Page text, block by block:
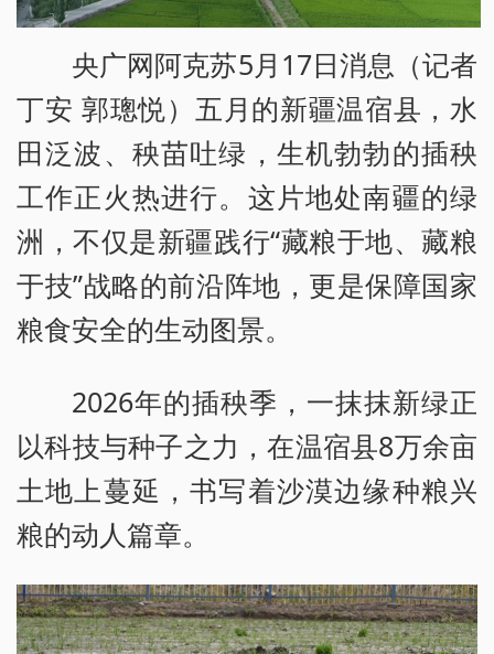
央广网阿克苏5月17日消息（记者
丁安 郭璁悦）五月的新疆温宿县，水
田泛波、秧苗吐绿，生机勃勃的插秧
工作正火热进行。这片地处南疆的绿
洲，不仅是新疆践行“藏粮于地、藏粮
于技”战略的前沿阵地，更是保障国家
粮食安全的生动图景。
2026年的插秧季，一抹抹新绿正
以科技与种子之力，在温宿县8万余亩
土地上蔓延，书写着沙漠边缘种粮兴
粮的动人篇章。